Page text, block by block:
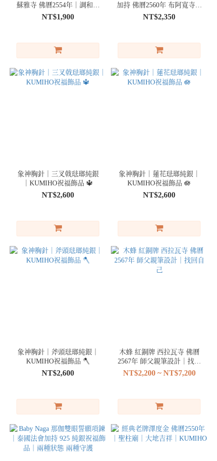
蘇雅寺 佛曆2554年｜調和五
行與健康運勢
NT$1,900
加持 佛曆2560年 布阿寬寺｜
防小人 擋流言
NT$2,350
象神胸針｜三叉戟琺瑯純銀
｜KUMIHO祝福飾品 🔱
NT$2,600
象神胸針｜蓮花琺瑯純銀｜
KUMIHO祝福飾品 🪷
NT$2,600
象神胸針｜斧頭琺瑯純銀｜
KUMIHO祝福飾品 🪓
NT$2,600
木蜂 紅銅牌 西拉瓦寺 佛曆
2567年 師父親筆設計｜找回
自己
NT$2,200 ~ NT$7,200